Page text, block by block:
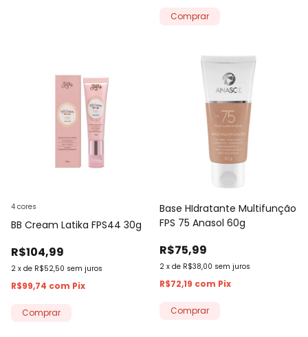
Comprar
BB Cream Latika FPS44 30g
R$104,99
2 x de R$52,50 sem juros
R$99,74 com Pix
4 cores
Comprar
Base HIdratante Multifunção
FPS 75 Anasol 60g
R$75,99
2 x de R$38,00 sem juros
R$72,19 com Pix